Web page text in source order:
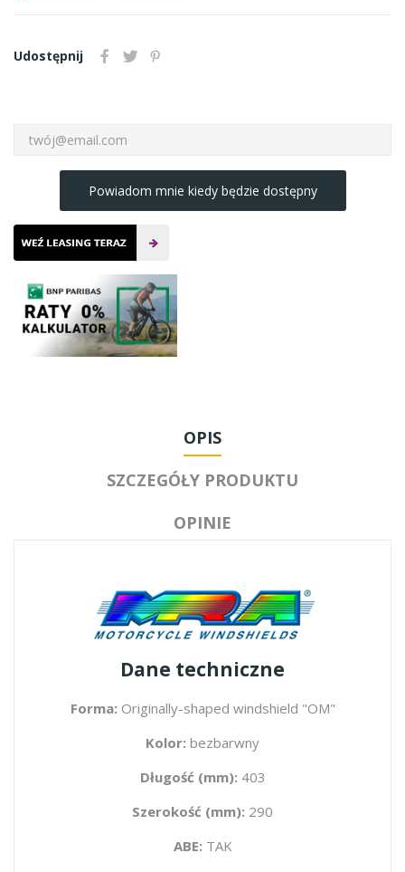
Udostępnij
Powiadom mnie kiedy będzie dostępny
OPIS
SZCZEGÓŁY PRODUKTU
OPINIE
Dane techniczne
Forma: Originally-shaped windshield "OM"
Kolor: bezbarwny
Długość (mm): 403
Szerokość (mm): 290
ABE: TAK